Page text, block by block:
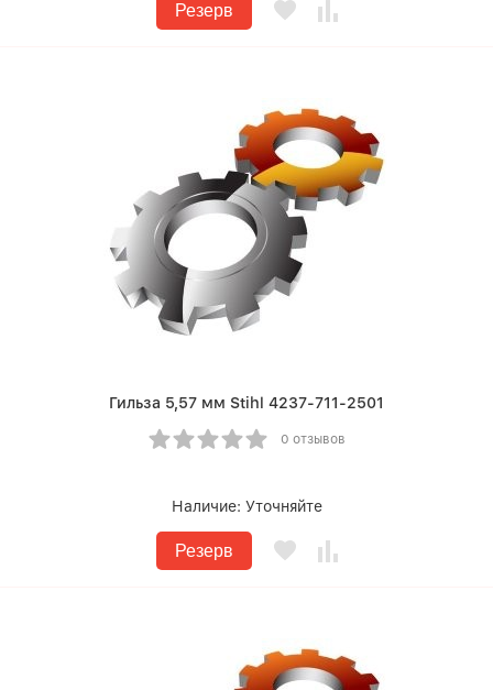
Резерв
Гильза 5,57 мм Stihl 4237-711-2501
0 отзывов
Наличие: Уточняйте
Резерв